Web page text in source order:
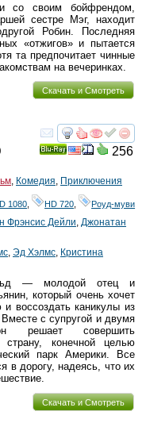
со своим бойфрендом,
сестре Мэг, находит
Робин. Последняя
«отжигов» и пытается
та предпочитает чинные
на вечеринках.
Скачать и Смотреть
смотреть
256
, Комедия, Приключения
1080 HD 720 Роуд-муви
Фрэнсис Дейли, Джонатан
, Эд Хэлмс, Кристина
— молодой отец и
который очень хочет
воссоздать каникулы из
Вместе с супругой и двумя
решает совершить
конечной целью
парк Америки. Все
в дорогу, надеясь, что их
Скачать и Смотреть